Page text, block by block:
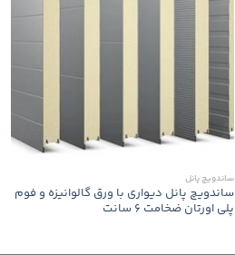
ساندویچ پانل
ساندویچ پانل دیواری با ورق گالوانیزه و فوم
پلی اورتان ضخامت 6 سانت